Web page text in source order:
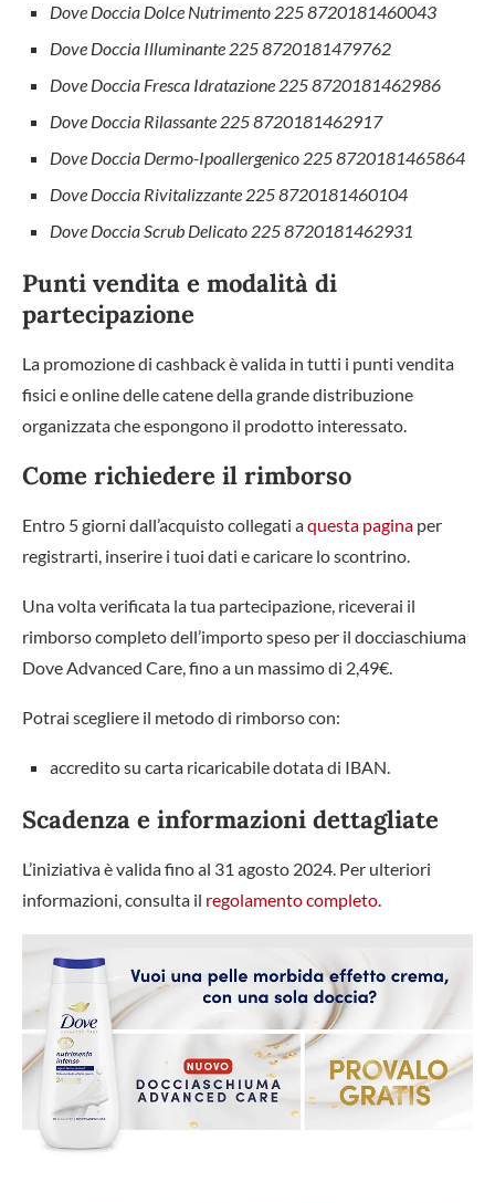
Dove Doccia Dolce Nutrimento 225 8720181460043
Dove Doccia Illuminante 225 8720181479762
Dove Doccia Fresca Idratazione 225 8720181462986
Dove Doccia Rilassante 225 8720181462917
Dove Doccia Dermo-Ipoallergenico 225 8720181465864
Dove Doccia Rivitalizzante 225 8720181460104
Dove Doccia Scrub Delicato 225 8720181462931
Punti vendita e modalità di
partecipazione
La promozione di cashback è valida in tutti i punti vendita
fisici e online delle catene della grande distribuzione
organizzata che espongono il prodotto interessato.
Come richiedere il rimborso
Entro 5 giorni dall’acquisto collegati aquesta pagina per
registrarti, inserire i tuoi dati e caricare lo scontrino.
Una volta verificata la tua partecipazione, riceverai il
rimborso completo dell’importo speso per il docciaschiuma
Dove Advanced Care, fino a un massimo di 2,49€.
Potrai scegliere il metodo di rimborso con:
accredito su carta ricaricabile dotata di IBAN.
Scadenza e informazioni dettagliate
L’iniziativa è valida fino al 31 agosto 2024. Per ulteriori
informazioni, consulta il regolamento completo.